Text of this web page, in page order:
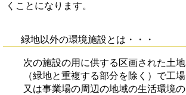
くことになります。
緑地以外の環境施設とは・・・
次の施設の用に供する区画された土地
（緑地と重複する部分を除く）で工場
又は事業場の周辺の地域の生活環境の